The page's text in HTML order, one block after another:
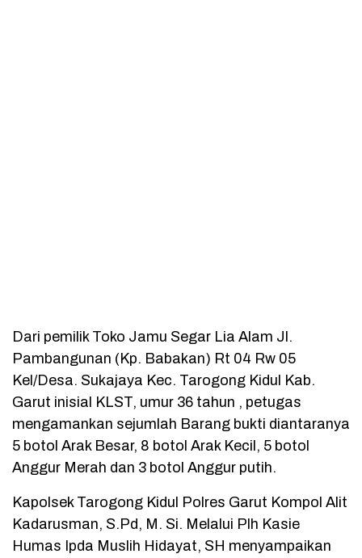
Dari pemilik Toko Jamu Segar Lia Alam Jl.
Pambangunan (Kp. Babakan) Rt 04 Rw 05
Kel/Desa. Sukajaya Kec. Tarogong Kidul Kab.
Garut inisial KLST, umur 36 tahun , petugas
mengamankan sejumlah Barang bukti diantaranya
5 botol Arak Besar, 8 botol Arak Kecil, 5 botol
Anggur Merah dan 3 botol Anggur putih.
Kapolsek Tarogong Kidul Polres Garut Kompol Alit
Kadarusman, S.Pd, M. Si. Melalui Plh Kasie
Humas Ipda Muslih Hidayat, SH menyampaikan